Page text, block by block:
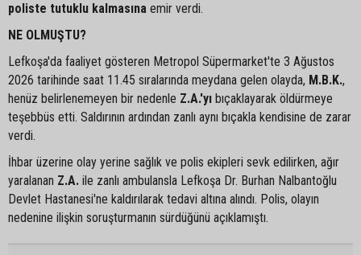
poliste tutuklu kalmasına emir verdi.
NE OLMUŞTU?
Lefkoşa'da faaliyet gösteren Metropol Süpermarket'te 3 Ağustos
2026 tarihinde saat 11.45 sıralarında meydana gelen olayda, M.B.K.,
henüz belirlenemeyen bir nedenle Z.A.'yı bıçaklayarak öldürmeye
teşebbüs etti. Saldırının ardından zanlı aynı bıçakla kendisine de zarar
verdi.
İhbar üzerine olay yerine sağlık ve polis ekipleri sevk edilirken, ağır
yaralanan Z.A. ile zanlı ambulansla Lefkoşa Dr. Burhan Nalbantoğlu
Devlet Hastanesi'ne kaldırılarak tedavi altına alındı. Polis, olayın
nedenine ilişkin soruşturmanın sürdüğünü açıklamıştı.